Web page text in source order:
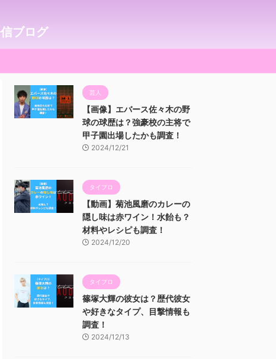
ブログ
芸人
【画像】エバース佐々木の野
球の球歴は？強豪校の主将で
甲子園出場したかも調査！
2024/12/21
タイプロ
【動画】菊池風磨のカレーの
隠し味は赤ワイン！水飴も？
材料やレシピも調査！
2024/12/20
タイプロ
篠塚大輝の彼女は？歴代彼女
や好きなタイプ、目撃情報も
調査！
2024/12/13